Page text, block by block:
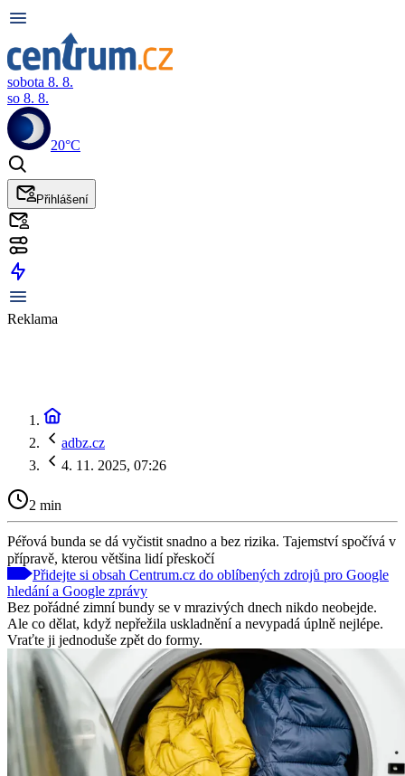
sobota 8. 8.
so 8. 8.
20°C
Přihlášení
Reklama
adbz.cz
4. 11. 2025, 07:26
2 min
Péřová bunda se dá vyčistit snadno a bez rizika. Tajemství spočívá v
přípravě, kterou většina lidí přeskočí
Přidejte si obsah Centrum.cz do oblíbených zdrojů pro Google
hledání a Google zprávy
Bez pořádné zimní bundy se v mrazivých dnech nikdo neobejde.
Ale co dělat, když nepřežila uskladnění a nevypadá úplně nejlépe.
Vraťte ji jednoduše zpět do formy.